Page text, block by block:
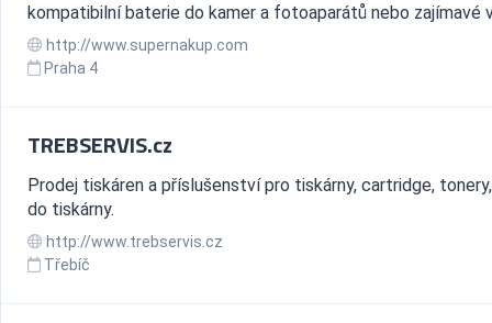
kompatibilní baterie do kamer a fotoaparátů nebo zajímavé
http://www.supernakup.com
Praha 4
TREBSERVIS.cz
Prodej tiskáren a příslušenství pro tiskárny, cartridge,
do tiskárny.
http://www.trebservis.cz
Třebíč